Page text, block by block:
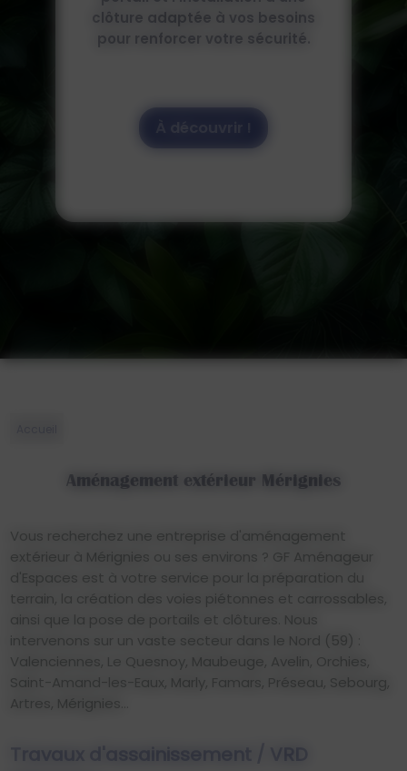
de maison… Notre équipe réalise
tous types de travaux d'enrobés.
Aménagement extérieur Mérignies
Vous recherchez une entreprise d'aménagement
extérieur à Mérignies ou ses environs ? GF Aménageur
d'Espaces est à votre service pour la préparation du
terrain, la création des voies piétonnes et carrossables,
ainsi que la pose de portails et clôtures. Nous
intervenons sur un vaste secteur dans le Nord (59) :
Valenciennes, Le Quesnoy, Maubeuge, Avelin, Orchies,
Saint-Amand-les-Eaux, Marly, Famars, Préseau, Sebourg,
Artres, Mérignies...
Travaux d'assainissement / VRD